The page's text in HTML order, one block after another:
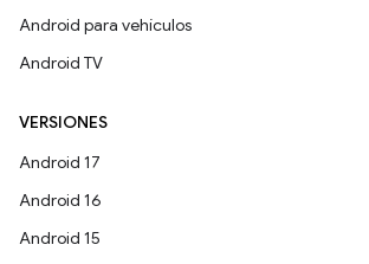
Android para vehículos
Android TV
VERSIONES
Android 17
Android 16
Android 15